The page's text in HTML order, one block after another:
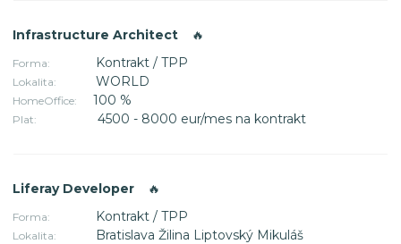
Infrastructure Architect 🔥
Forma: Kontrakt / TPP
Lokalita: WORLD
HomeOffice: 100 %
Plat: 4500 - 8000 eur/mes na kontrakt
Liferay Developer 🔥
Forma: Kontrakt / TPP
Lokalita: Bratislava Žilina Liptovský Mikuláš